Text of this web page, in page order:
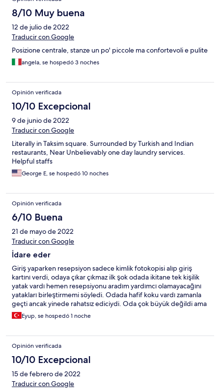
8/10 Muy buena
12 de julio de 2022
Traducir con Google
Posizione centrale, stanze un po' piccole ma confortevoli e pulite
angela, se hospedó 3 noches
Opinión verificada
10/10 Excepcional
9 de junio de 2022
Traducir con Google
Literally in Taksim square. Surrounded by Turkish and Indian
restaurants, Near Unbelievably one day laundry services.
Helpful staffs
George E, se hospedó 10 noches
Opinión verificada
6/10 Buena
21 de mayo de 2022
Traducir con Google
İdare eder
Giriş yaparken resepsiyon sadece kimlik fotokopisi alıp giriş
kartını verdi, odaya çıkar çıkmaz ilk şok odada ikitane tek kişilik
yatak vardı hemen resepsiyonu aradım yardımcı olamayacağını
yatakları birleştirmemi söyledi. Odada hafif koku vardı zamanla
geçti ancak yinede rahatsız ediciydi. Oda çok büyük değildi ama
bir çift için yeterli büyüklükteydi. Çok gürültü sorunu yaşamadık.
Uzun süreli konaklalamarda tavsiye etmiyorum gecelik
Eyup, se hospedó 1 noche
Opinión verificada
10/10 Excepcional
15 de febrero de 2022
Traducir con Google